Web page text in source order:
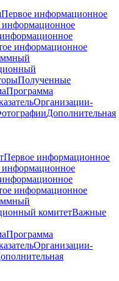
Первое информационное
информационное
информационное
Полученные
Программа
Организации-
Дополнительная
Первое информационное
информационное
информационное
комитетВажные
Программа
Организации-